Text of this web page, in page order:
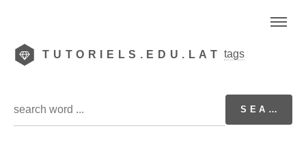
TUTORIELS.EDU.LAT tags